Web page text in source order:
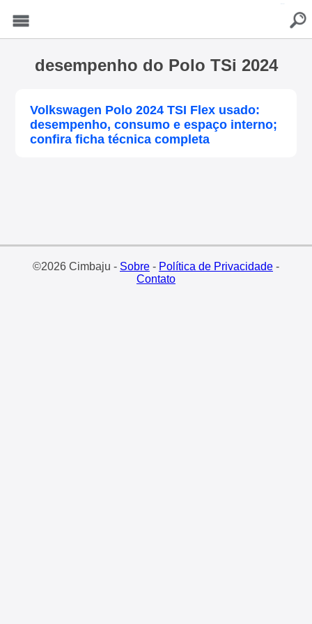
desempenho do Polo TSi 2024
Volkswagen Polo 2024 TSI Flex usado:
desempenho, consumo e espaço interno;
confira ficha técnica completa
©2026 Cimbaju - Sobre- Política de Privacidade-
Contato